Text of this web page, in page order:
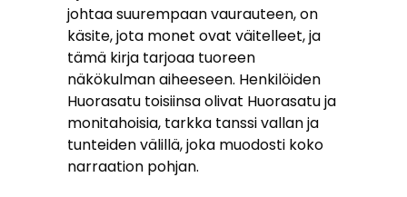
johtaa suurempaan vaurauteen, on
käsite, jota monet ovat väitelleet, ja
tämä kirja tarjoaa tuoreen
näkökulman aiheeseen. Henkilöiden
Huorasatu toisiinsa olivat Huorasatu ja
monitahoisia, tarkka tanssi vallan ja
tunteiden välillä, joka muodosti koko
narraation pohjan.